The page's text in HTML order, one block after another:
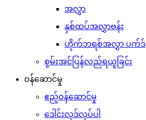
အလွှာ
နှစ်ထပ်အလွှာဗန်း
ဟိုက်ဘရစ်အလွှာ ပက်ဒ်
စွမ်းအင်ပြန်လည်ရယူခြင်း
ဝန်ဆောင်မှု
ဧည့်ဝန်ဆောင်မှု
ဒေါင်းလုဒ်လုပ်ပါ